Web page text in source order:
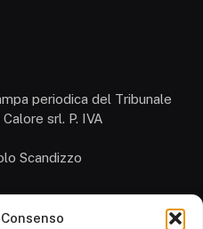
periodica del Tribunale
srl. P. IVA
Scandizzo